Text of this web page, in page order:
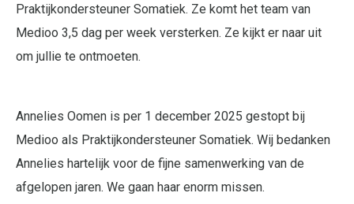
Praktijkondersteuner Somatiek. Ze komt het team van
Medioo 3,5 dag per week versterken. Ze kijkt er naar uit
om jullie te ontmoeten.
Annelies Oomen is per 1 december 2025 gestopt bij
Medioo als Praktijkondersteuner Somatiek. Wij bedanken
Annelies hartelijk voor de fijne samenwerking van de
afgelopen jaren. We gaan haar enorm missen.